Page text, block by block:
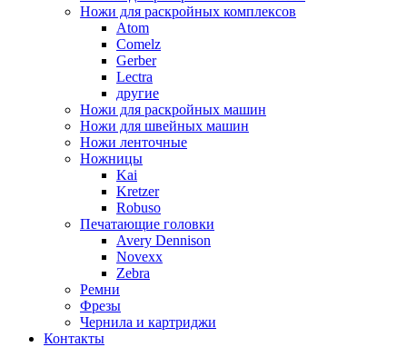
Ножи для раскройных комплексов
Atom
Comelz
Gerber
Lectra
другие
Ножи для раскройных машин
Ножи для швейных машин
Ножи ленточные
Ножницы
Kai
Kretzer
Robuso
Печатающие головки
Avery Dennison
Novexx
Zebra
Ремни
Фрезы
Чернила и картриджи
Контакты